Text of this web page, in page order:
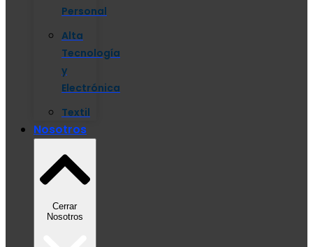
Personal
Alta
Tecnología
y
Electrónica
Textil
Nosotros
Cerrar
Nosotros